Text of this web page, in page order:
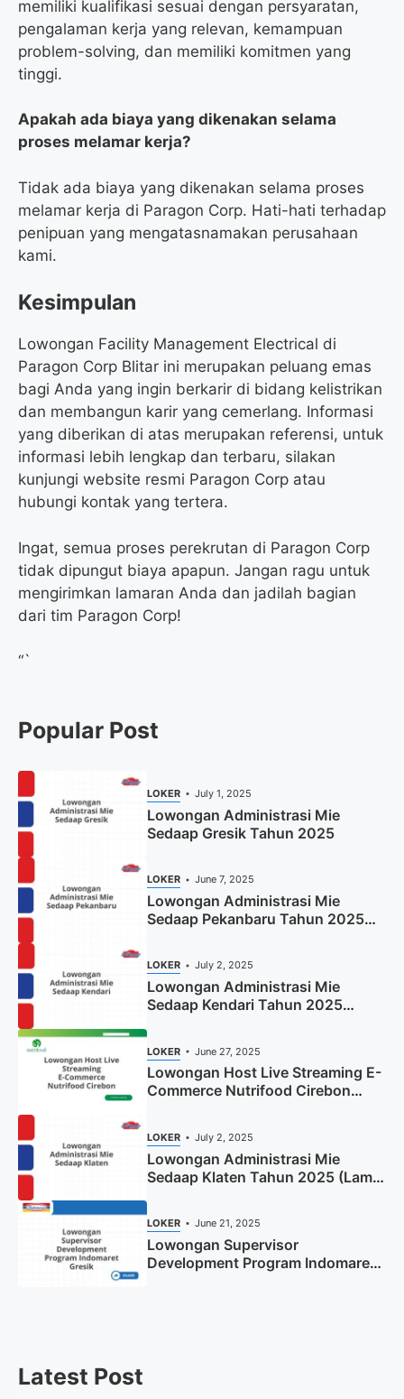
memiliki kualifikasi sesuai dengan persyaratan,
pengalaman kerja yang relevan, kemampuan
problem-solving, dan memiliki komitmen yang
tinggi.
Apakah ada biaya yang dikenakan selama
proses melamar kerja?
Tidak ada biaya yang dikenakan selama proses
melamar kerja di Paragon Corp. Hati-hati terhadap
penipuan yang mengatasnamakan perusahaan
kami.
Kesimpulan
Lowongan Facility Management Electrical di
Paragon Corp Blitar ini merupakan peluang emas
bagi Anda yang ingin berkarir di bidang kelistrikan
dan membangun karir yang cemerlang. Informasi
yang diberikan di atas merupakan referensi, untuk
informasi lebih lengkap dan terbaru, silakan
kunjungi website resmi Paragon Corp atau
hubungi kontak yang tertera.
Ingat, semua proses perekrutan di Paragon Corp
tidak dipungut biaya apapun. Jangan ragu untuk
mengirimkan lamaran Anda dan jadilah bagian
dari tim Paragon Corp!
“`
Popular Post
LOKER July 1, 2025
Lowongan Administrasi Mie
Sedaap Gresik Tahun 2025
LOKER June 7, 2025
Lowongan Administrasi Mie
Sedaap Pekanbaru Tahun 2025
LOKER July 2, 2025
Lowongan Administrasi Mie
Sedaap Kendari Tahun 2025
LOKER June 27, 2025
Lowongan Host Live Streaming E-
Commerce Nutrifood Cirebon
LOKER July 2, 2025
Lowongan Administrasi Mie
Sedaap Klaten Tahun 2025 (Lamar
LOKER June 21, 2025
Lowongan Supervisor
Development Program Indomaret
Latest Post